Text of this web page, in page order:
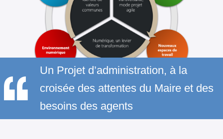
Un Projet d’administration, à la
croisée des attentes du Maire et des
besoins des agents